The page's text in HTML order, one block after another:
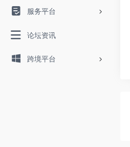
服务平台
论坛资讯
跨境平台